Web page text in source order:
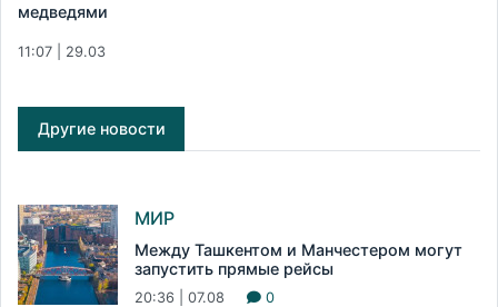
медведями
11:07 | 29.03
Другие новости
МИР
Между Ташкентом и Манчестером могут
запустить прямые рейсы
20:36 | 07.08 0